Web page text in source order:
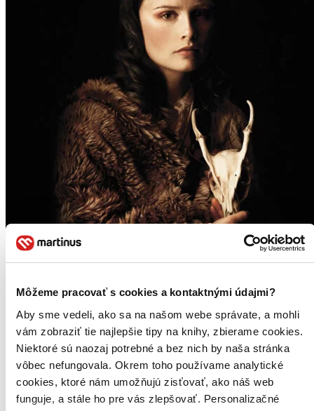
Môžeme pracovať s cookies a kontaktnými údajmi?
Aby sme vedeli, ako sa na našom webe správate, a mohli
vám zobraziť tie najlepšie tipy na knihy, zbierame cookies.
Niektoré sú naozaj potrebné a bez nich by naša stránka
vôbec nefungovala. Okrem toho používame analytické
cookies, ktoré nám umožňujú zisťovať, ako náš web
funguje, a stále ho pre vás zlepšovať. Personalizačné
Právo krvi a železa